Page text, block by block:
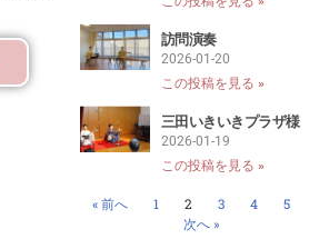
訪問演奏
2026-01-20
この投稿を見る »
三田いきいきプラザ様
2026-01-19
この投稿を見る »
« 前へ 1 2 3 4
5
次へ »